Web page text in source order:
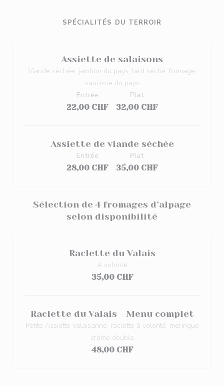
SPÉCIALITÉS DU TERROIR
Assiette de salaisons
Viande séchée, jambon du pays, lard séché, fromage,
saucisse du pays
22,00 CHF
Entrée
32,00 CHF
Plat
Assiette de viande séchée
28,00 CHF
Entrée
35,00 CHF
Plat
Sélection de 4 fromages d’alpage
selon disponibilité
Raclette du Valais
A volonté
35,00 CHF
Raclette du Valais - Menu complet
Petite Assiette valaisanne, raclette à volonté, meringue
crème double
48,00 CHF